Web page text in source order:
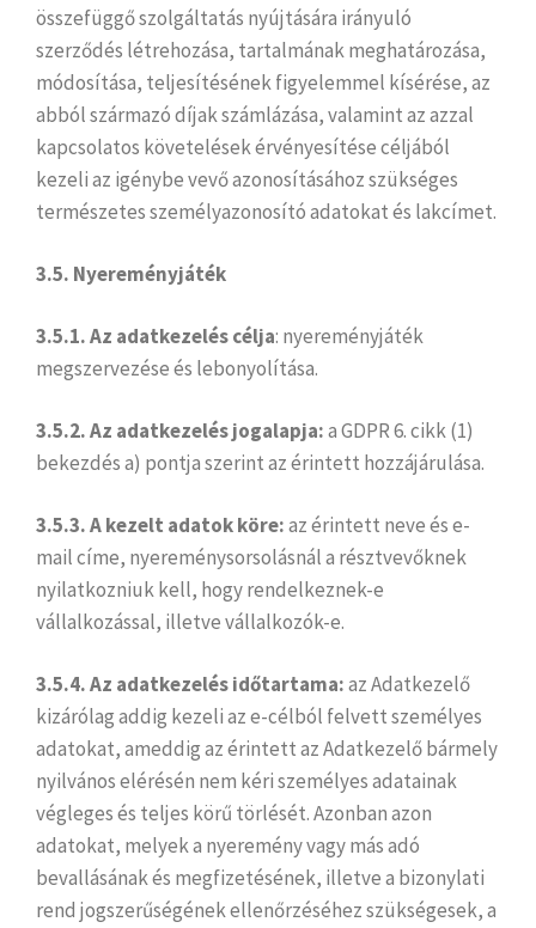
összefüggő szolgáltatás nyújtására irányuló
szerződés létrehozása, tartalmának meghatározása,
módosítása, teljesítésének figyelemmel kísérése, az
abból származó díjak számlázása, valamint az azzal
kapcsolatos követelések érvényesítése céljából
kezeli az igénybe vevő azonosításához szükséges
természetes személyazonosító adatokat és lakcímet.
3.5. Nyereményjáték
3.5.1.Az adatkezelés célja: nyereményjáték
megszervezése és lebonyolítása.
3.5.2.Az adatkezelés jogalapja:a GDPR 6. cikk (1)
bekezdés a) pontja szerint az érintett hozzájárulása.
3.5.3.A kezelt adatok köre:az érintett neve és e-
mail címe, nyereménysorsolásnál a résztvevőknek
nyilatkozniuk kell, hogy rendelkeznek-e
vállalkozással, illetve vállalkozók-e.
3.5.4.Az adatkezelés időtartama:az Adatkezelő
kizárólag addig kezeli az e-célból felvett személyes
adatokat, ameddig az érintett az Adatkezelő bármely
nyilvános elérésén nem kéri személyes adatainak
végleges és teljes körű törlését. Azonban azon
adatokat, melyek a nyeremény vagy más adó
bevallásának és megfizetésének, illetve a bizonylati
rend jogszerűségének ellenőrzéséhez szükségesek, a